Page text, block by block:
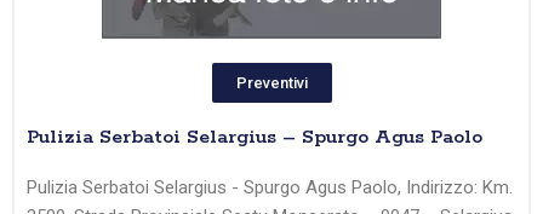
Preventivi
Pulizia Serbatoi Selargius – Spurgo Agus Paolo
Pulizia Serbatoi Selargius - Spurgo Agus Paolo, Indirizzo: Km.